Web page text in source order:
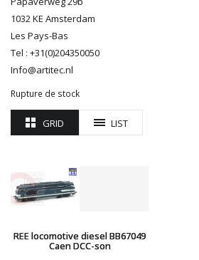
PRINCE AUGUST
REDUTEX
REE
ROTOMAGUS
ROUTE 87
TORTOISE
TRIX
1032 KE Amsterdam
Les Pays-Bas
Tel : +31(0)204350050
Info@artitec.nl
Rupture de stock
GRID LIST
REE locomotive diesel BB67049
Caen DCC-son